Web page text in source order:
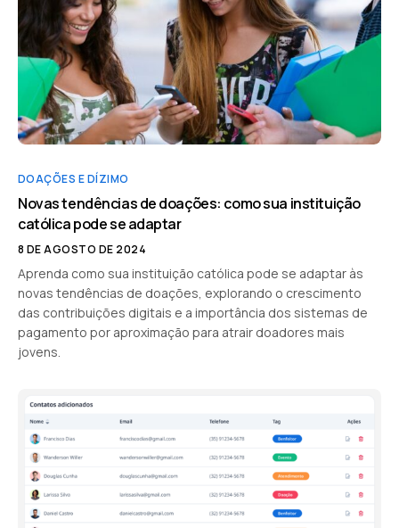
DOAÇÕES E DÍZIMO
Novas tendências de doações: como sua instituição
católica pode se adaptar
8 DE AGOSTO DE 2024
Aprenda como sua instituição católica pode se adaptar às
novas tendências de doações, explorando o crescimento
das contribuições digitais e a importância dos sistemas de
pagamento por aproximação para atrair doadores mais
jovens.